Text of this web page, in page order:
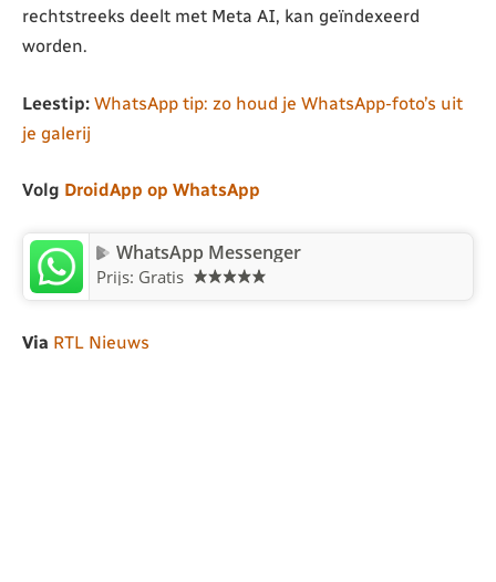
rechtstreeks deelt met Meta AI, kan geïndexeerd
worden.
Leestip: WhatsApp tip: zo houd je WhatsApp-foto’s uit
je galerij
Volg DroidApp op WhatsApp
WhatsApp Messenger
Prijs: Gratis
Via RTL Nieuws